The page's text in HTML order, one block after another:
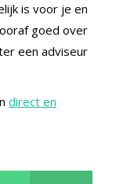
is voor je en
goed over
een adviseur
direct en